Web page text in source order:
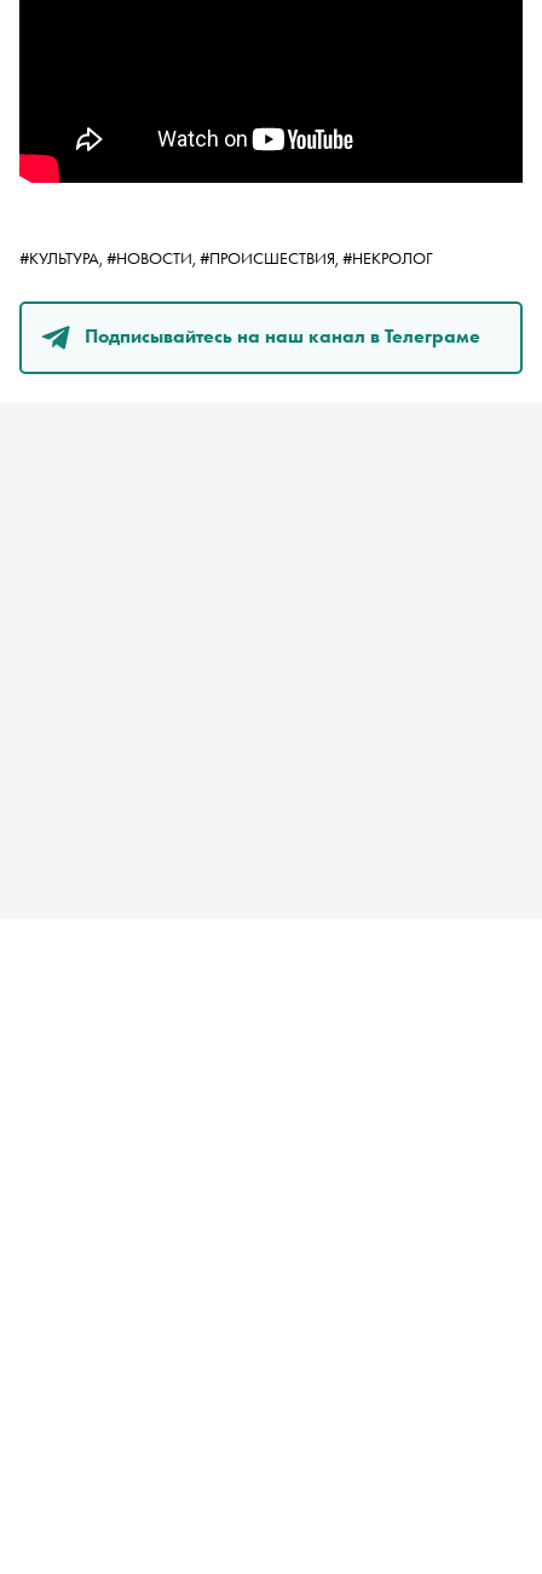
#КУЛЬТУРА, #НОВОСТИ, #ПРОИСШЕСТВИЯ, #НЕКРОЛОГ
Подписывайтесь на наш канал в Телеграме